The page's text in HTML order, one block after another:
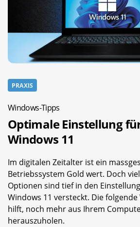
PRAXIS
Windows-Tipps
Optimale Einstellung
Windows 11
Im digitalen Zeitalter ist ein
Betriebssystem Gold wert. Doch
Optionen sind tief in den
Windows 11 versteckt. Die
hilft, noch mehr aus Ihrem
herauszuholen.